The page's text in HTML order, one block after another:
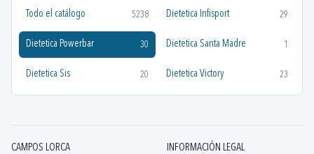
Todo el catálogo 5238 Dietetica Infisport 29
Dietetica Powerbar 30 Dietetica Santa Madre 1
Dietetica Sis 20 Dietetica Victory 23
CAMPOS LORCA INFORMACIÓN LEGAL